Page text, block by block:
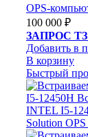
OPS-
100 000 ₽
ЗАПРОС
Добавить в
В корзину
Быстрый